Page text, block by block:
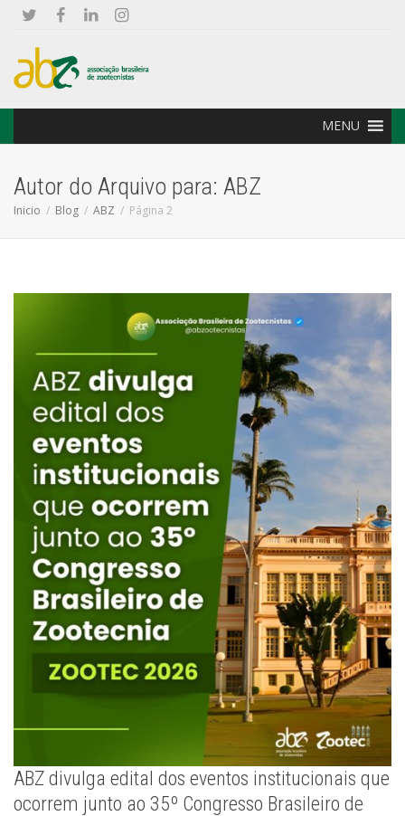
MENU
Autor do Arquivo para: ABZ
Inicio Blog ABZ Página 2
ABZ divulga edital dos eventos institucionais que
ocorrem junto ao 35º Congresso Brasileiro de